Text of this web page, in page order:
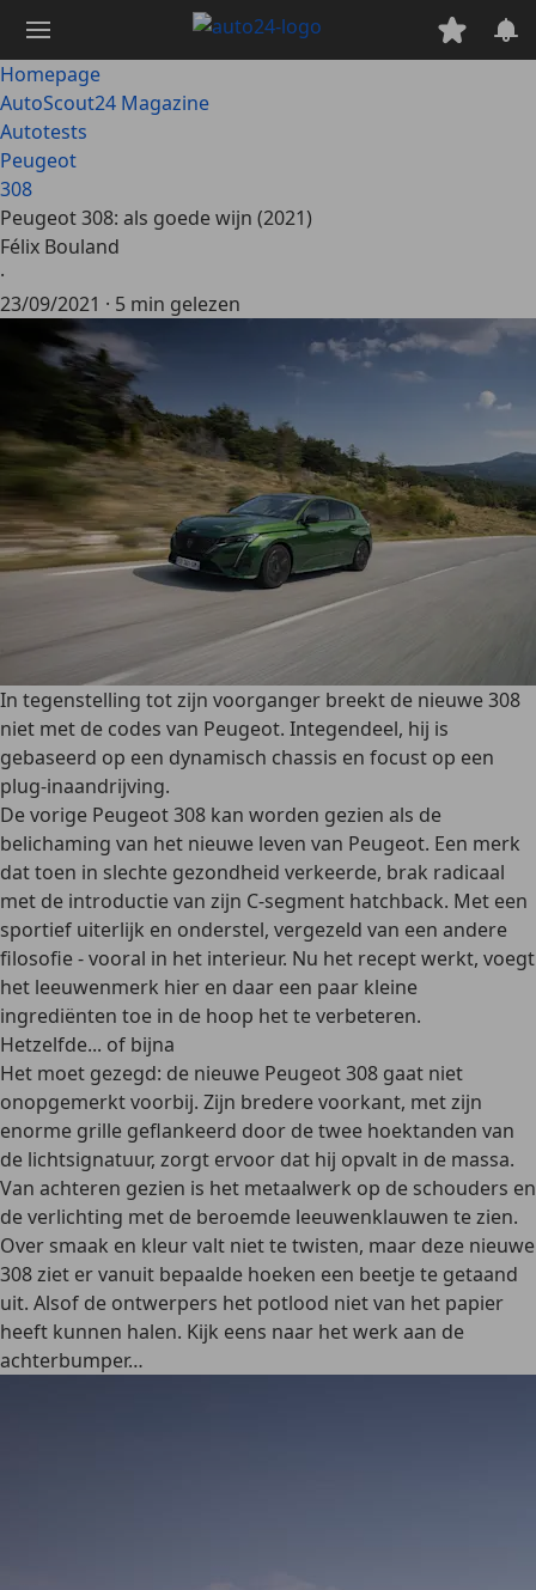
naar
hoofdinhoud
Homepage
AutoScout24 Magazine
Autotests
Peugeot
308
Peugeot 308: als goede wijn (2021)
Félix Bouland
·
23/09/2021 · 5 min gelezen
In tegenstelling tot zijn voorganger breekt de nieuwe 308
niet met de codes van Peugeot. Integendeel, hij is
gebaseerd op een dynamisch chassis en focust op een
plug-inaandrijving.
De vorige Peugeot 308 kan worden gezien als de
belichaming van het nieuwe leven van Peugeot. Een merk
dat toen in slechte gezondheid verkeerde, brak radicaal
met de introductie van zijn C-segment hatchback. Met een
sportief uiterlijk en onderstel, vergezeld van een andere
filosofie - vooral in het interieur. Nu het recept werkt, voegt
het leeuwenmerk hier en daar een paar kleine
ingrediënten toe in de hoop het te verbeteren.
Hetzelfde... of bijna
Het moet gezegd: de nieuwe Peugeot 308 gaat niet
onopgemerkt voorbij. Zijn bredere voorkant, met zijn
enorme grille geflankeerd door de twee hoektanden van
de lichtsignatuur, zorgt ervoor dat hij opvalt in de massa.
Van achteren gezien is het metaalwerk op de schouders en
de verlichting met de beroemde leeuwenklauwen te zien.
Over smaak en kleur valt niet te twisten, maar deze nieuwe
308 ziet er vanuit bepaalde hoeken een beetje te getaand
uit. Alsof de ontwerpers het potlood niet van het papier
heeft kunnen halen. Kijk eens naar het werk aan de
achterbumper…